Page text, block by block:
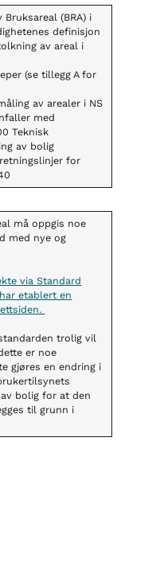
(BRA) i
definisjon
av areal i
(se tillegg A for
av arealer i NS
med
Teknisk
av bolig
for
må oppgis noe
med nye og
via Standard
etablert en
trolig vil
er noe
gjøres en endring i
bolig for at den
til grunn i